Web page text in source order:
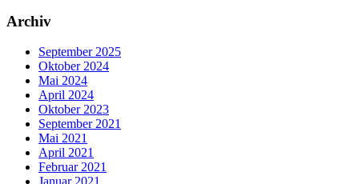
Archiv
September 2025
Oktober 2024
Mai 2024
April 2024
Oktober 2023
September 2021
Mai 2021
April 2021
Februar 2021